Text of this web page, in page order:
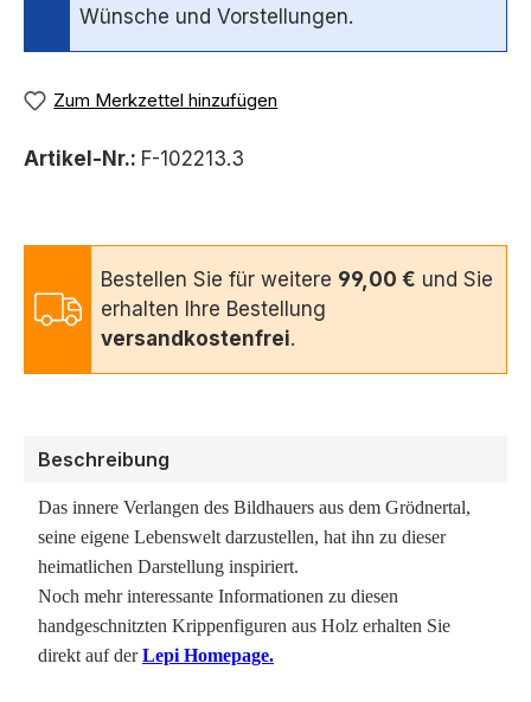
Wünsche und Vorstellungen.
Zum Merkzettel hinzufügen
Artikel-Nr.: F-102213.3
Bestellen Sie für weitere 99,00 € und Sie
erhalten Ihre Bestellung
versandkostenfrei.
Beschreibung
Das innere Verlangen des Bildhauers aus dem Grödnertal,
seine eigene Lebenswelt darzustellen, hat ihn zu dieser
heimatlichen Darstellung inspiriert.
Noch mehr interessante Informationen zu diesen
handgeschnitzten Krippenfiguren aus Holz erhalten Sie
direkt auf derLepi Homepage.